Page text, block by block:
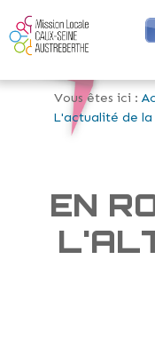
Vous êtes ici :
L'actualité de la
EN